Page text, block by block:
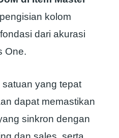
kolom
dari akurasi
One.
yang tepat
dapat memastikan
sinkron dengan